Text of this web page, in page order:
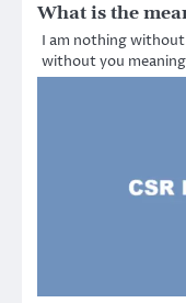
What is the
I am nothing without
without you